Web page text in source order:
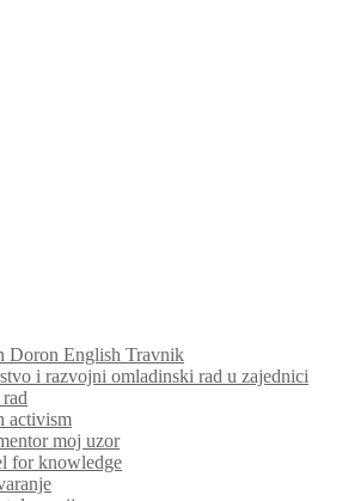
Doron English Travnik
i razvojni omladinski rad u zajednici
activism
moj uzor
for knowledge